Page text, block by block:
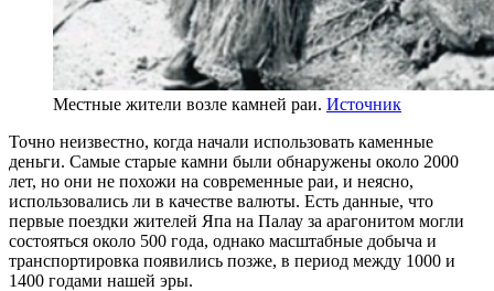
Местные жители возле камней раи. Источник
Точно неизвестно, когда начали использовать каменные
деньги. Самые старые камни были обнаружены около 2000
лет, но они не похожи на современные раи, и неясно,
использовались ли в качестве валюты. Есть данные, что
первые поездки жителей Япа на Палау за арагонитом могли
состояться около 500 года, однако масштабные добыча и
транспортировка появились позже, в период между 1000 и
1400 годами нашей эры.